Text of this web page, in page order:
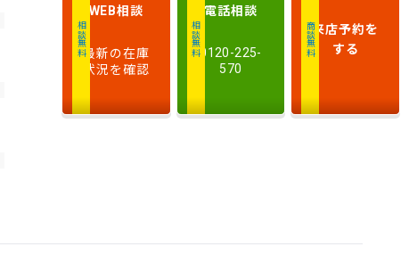
相談無料
WEB相談
最新の在庫
状況を確認
相談無料
電話相談
0120-225-
570
商談無料来店予約を
する